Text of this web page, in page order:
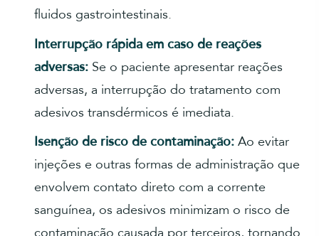
fluidos gastrointestinais.
Interrupção rápida em caso de reações
adversas: Se o paciente apresentar reações
adversas, a interrupção do tratamento com
adesivos transdérmicos é imediata.
Isenção de risco de contaminação: Ao evitar
injeções e outras formas de administração que
envolvem contato direto com a corrente
sanguínea, os adesivos minimizam o risco de
contaminação causada por terceiros, tornando